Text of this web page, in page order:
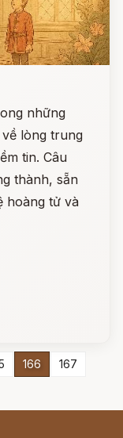
những
lòng trung
tin. Câu
thành, sẵn
hoàng tử và
166
167